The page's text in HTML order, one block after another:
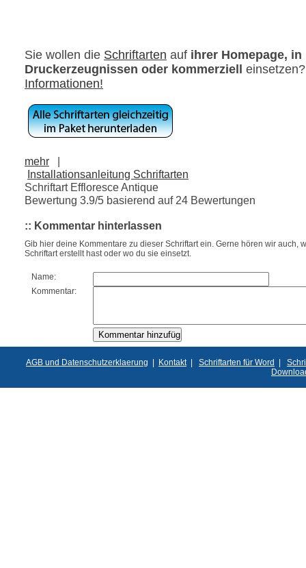
Sie wollen die Schriftarten auf ihrer Homepage, in
Druckerzeugnissen oder kommerziell
Informationen!
mehr
|
Installationsanleitung Schriftarten
Schriftart Effloresce Antique
Bewertung 3.9/5 basierend auf 24 Bewertungen
:: Kommentar hinterlassen
Gib hier deine Kommentare zu dieser Schriftart ein. Gerne hören wir auch,
Schriftart erstellt hast oder wo du sie einsetzt.
Name:
Kommentar:
AGB und Datenschutzerklaerung | Kontakt| Schriftarten für Word |